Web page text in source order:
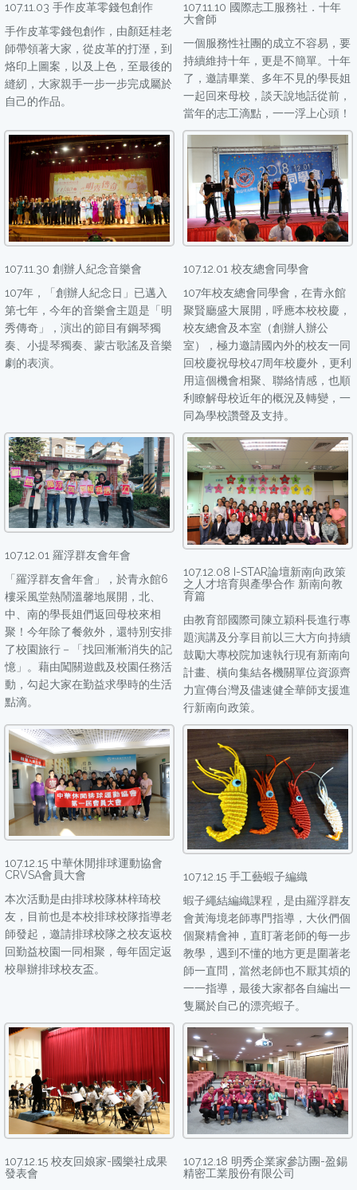
107.11.03 手作皮革零錢包創作
手作皮革零錢包創作，由顏廷桂老
師帶領著大家，從皮革的打溼，到
烙印上圖案，以及上色，至最後的
縫紉，大家親手一步一步完成屬於
自己的作品。
107.11.10 國際志工服務社．十年
大會師
一個服務性社團的成立不容易，要
持續維持十年，更是不簡單。十年
了，邀請畢業、多年不見的學長姐
一起回來母校，談天說地話從前，
當年的志工滴點，一一浮上心頭！
107.11.30 創辦人紀念音樂會
107年，「創辦人紀念日」已邁入
第七年，今年的音樂會主題是「明
秀傳奇」，演出的節目有鋼琴獨
奏、小提琴獨奏、蒙古歌謠及音樂
劇的表演。
107.12.01 校友總會同學會
107年校友總會同學會，在青永館
聚賢廳盛大展開，呼應本校校慶，
校友總會及本室（創辦人辦公
室），極力邀請國內外的校友一同
回校慶祝母校47周年校慶外，更利
用這個機會相聚、聯絡情感，也順
利瞭解母校近年的概況及轉變，一
同為學校讚聲及支持。
107.12.01 羅浮群友會年會
「羅浮群友會年會」，於青永館6
樓采風堂熱鬧溫馨地展開，北、
中、南的學長姐們返回母校來相
聚！今年除了餐敘外，還特別安排
了校園旅行－「找回漸漸消失的記
憶」。藉由闖關遊戲及校園任務活
動，勾起大家在勤益求學時的生活
點滴。
107.12.08 I-STAR論壇新南向政策
之人才培育與產學合作 新南向教
育篇
由教育部國際司陳立穎科長進行專
題演講及分享目前以三大方向持續
鼓勵大專校院加速執行現有新南向
計畫、橫向集結各機關單位資源齊
力宣傳台灣及儘速健全華師支援進
行新南向政策。
107.12.15 中華休閒排球運動協會
CRVSA會員大會
本次活動是由排球校隊林梓琦校
友，目前也是本校排球校隊指導老
師發起，邀請排球校隊之校友返校
回勤益校園一同相聚，每年固定返
校舉辦排球校友盃。
107.12.15 手工藝蝦子編織
蝦子繩結編織課程，是由羅浮群友
會黃海境老師專門指導，大伙們個
個聚精會神，直盯著老師的每一步
教學，遇到不懂的地方更是圍著老
師一直問，當然老師也不厭其煩的
一一指導，最後大家都各自編出一
隻屬於自己的漂亮蝦子。
107.12.15 校友回娘家-國樂社成果
發表會
107.12.18 明秀企業家參訪團-盈錫
精密工業股份有限公司